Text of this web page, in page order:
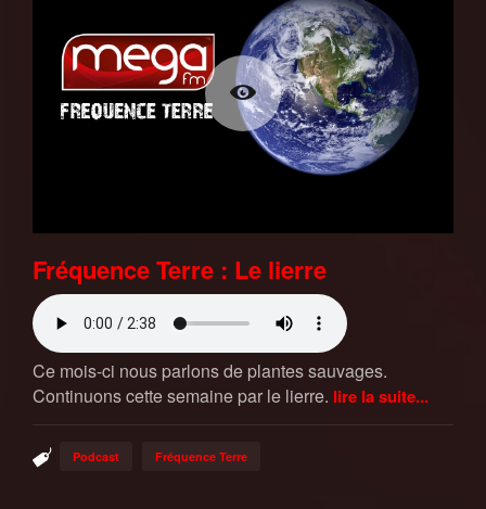
Fréquence Terre : Le lierre
Ce mois-ci nous parlons de plantes sauvages.
Continuons cette semaine par le lierre. lire la suite...
Podcast Fréquence Terre